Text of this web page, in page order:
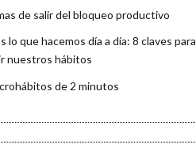
de salir del bloqueo productivo
lo que hacemos día a día: 8 claves para
nuestros hábitos
de 2 minutos